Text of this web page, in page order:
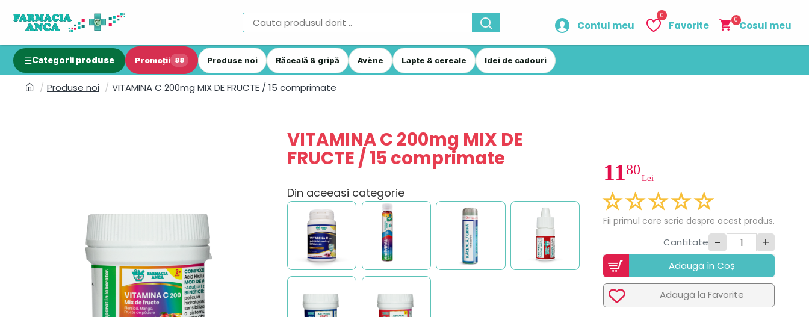
Contul meu Favorite
0
Cosul meu
0
Categorii produse Promoții 88 Produse noi Răceală & gripă Avène Lapte & cereale Idei de cadouri
Produse noi VITAMINA C 200mg MIX DE FRUCTE / 15 comprimate
VITAMINA C 200mg MIX DE
FRUCTE / 15 comprimate
Din aceeasi categorie
1180
Lei
Fii primul care scrie despre acest produs.
Cantitate - +
Adaugã în Coș
Adaugã la Favorite